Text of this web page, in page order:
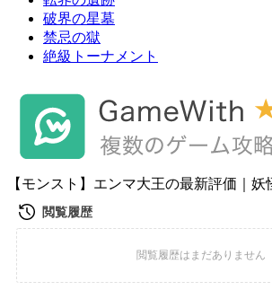
破界の星墓
禁忌の獄
絶級トーナメント
【モンスト】エンマ大王の最新評価｜妖